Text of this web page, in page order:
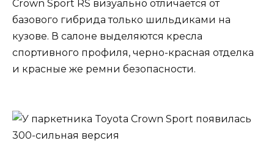
Crown Sport RS визуально отличается от
базового гибрида только шильдиками на
кузове. В салоне выделяются кресла
спортивного профиля, черно-красная отделка
и красные же ремни безопасности.